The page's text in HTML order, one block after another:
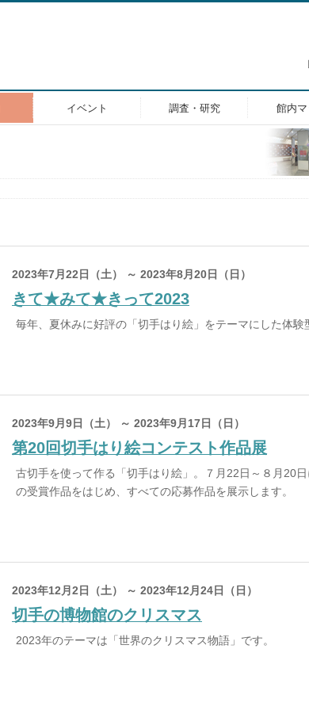
イベント 調査・研究 館内
2023年7月22日（土） ～ 2023年8月20日（日）
きて★みて★きって2023
毎年、夏休みに好評の「切手はり絵」をテーマにした体験
2023年9月9日（土） ～ 2023年9月17日（日）
第20回切手はり絵コンテスト作品展
古切手を使って作る「切手はり絵」。７月22日～８月20
の受賞作品をはじめ、すべての応募作品を展示します。
2023年12月2日（土） ～ 2023年12月24日（日）
切手の博物館のクリスマス
2023年のテーマは「世界のクリスマス物語」です。